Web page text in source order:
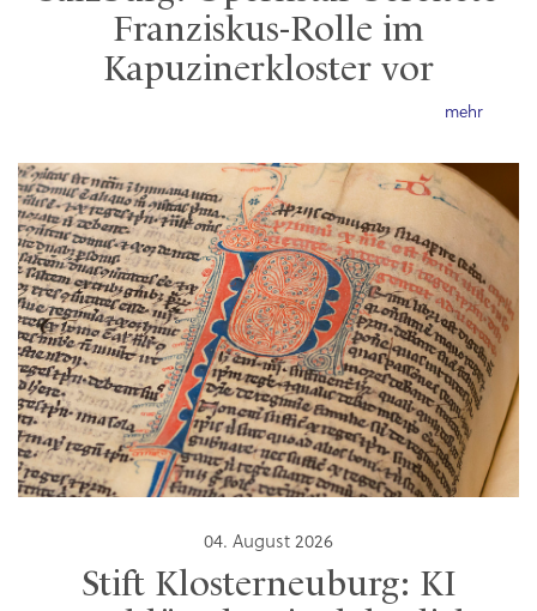
Franziskus-Rolle im
Kapuzinerkloster vor
mehr
04. August 2026
Stift Klosterneuburg: KI